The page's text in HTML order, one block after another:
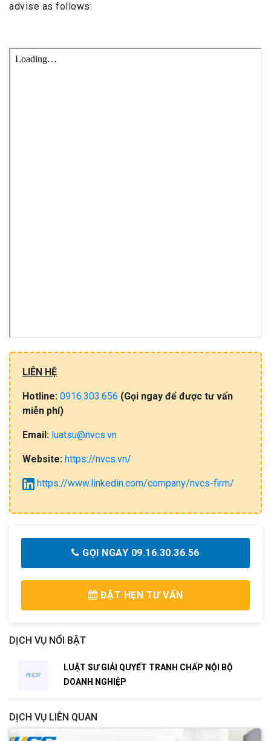
advise as follows:
LIÊN HỆ
Hotline: 0916.303.656 (Gọi​ ngay đ​ể​ đ​ư​ợc​ tư​ vấ​n
miễn​ phí)
Email: luatsu@nvcs.vn
Website: https://nvcs.vn/
https://www.linkedin.com/company/nvcs-firm/
GỌI NGAY 09.16.30.36.56
ĐẶT HẸN TƯ VẤN
DỊCH VỤ NỔI BẬT
LUẬT SƯ GIẢI QUYẾT TRANH CHẤP NỘI BỘ
DOANH NGHIỆP
DỊCH VỤ LIÊN QUAN